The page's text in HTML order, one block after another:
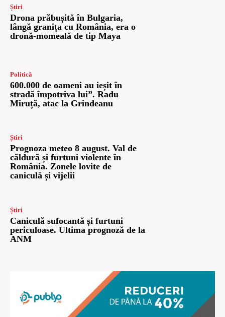
Știri
Drona prăbușită în Bulgaria,
lângă granița cu România, era o
dronă-momeală de tip Maya
Politică
600.000 de oameni au ieșit în
stradă împotriva lui”. Radu
Miruță, atac la Grindeanu
Știri
Prognoza meteo 8 august. Val de
căldură și furtuni violente în
România. Zonele lovite de
caniculă și vijelii
Știri
Caniculă sufocantă și furtuni
periculoase. Ultima prognoză de la
ANM